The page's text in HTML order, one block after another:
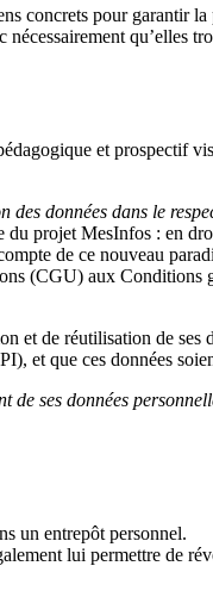
concrets pour garantir
qu’elles
et prospectif
données dans le
du projet MesInfos : en
de ce nouveau
(CGU) aux Conditions
et de réutilisation de ses
et que ces données
de ses données
un entrepôt personnel.
lui permettre de